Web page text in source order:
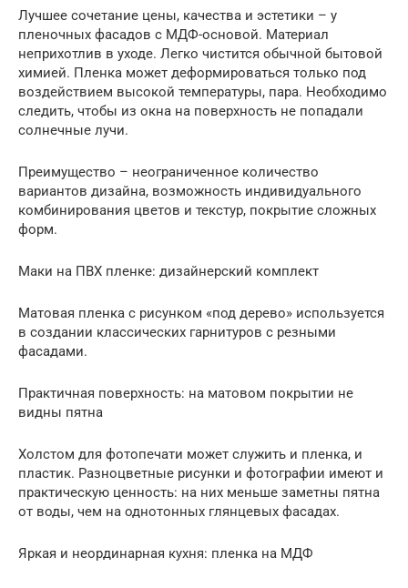
Лучшее сочетание цены, качества и эстетики – у
пленочных фасадов с МДФ-основой. Материал
неприхотлив в уходе. Легко чистится обычной бытовой
химией. Пленка может деформироваться только под
воздействием высокой температуры, пара. Необходимо
следить, чтобы из окна на поверхность не попадали
солнечные лучи.
Преимущество – неограниченное количество
вариантов дизайна, возможность индивидуального
комбинирования цветов и текстур, покрытие сложных
форм.
Маки на ПВХ пленке: дизайнерский комплект
Матовая пленка с рисунком «под дерево» используется
в создании классических гарнитуров с резными
фасадами.
Практичная поверхность: на матовом покрытии не
видны пятна
Холстом для фотопечати может служить и пленка, и
пластик. Разноцветные рисунки и фотографии имеют и
практическую ценность: на них меньше заметны пятна
от воды, чем на однотонных глянцевых фасадах.
Яркая и неординарная кухня: пленка на МДФ